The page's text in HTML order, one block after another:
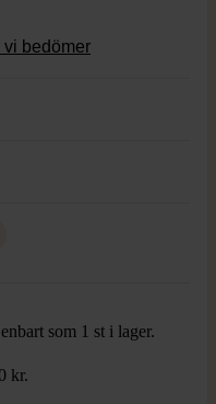
vi bedömer
som 1 st i lager.
kr.